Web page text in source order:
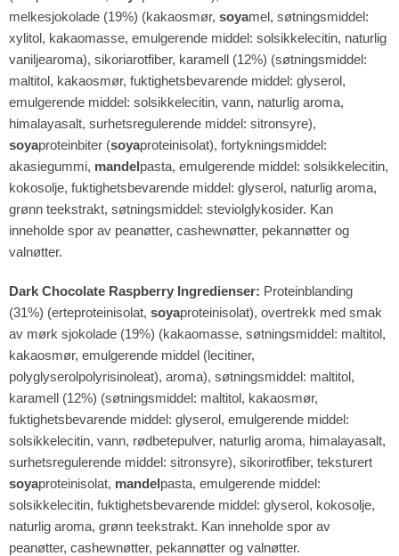
melkesjokolade (19%) (kakaosmør, soyamel, søtningsmiddel:
xylitol, kakaomasse, emulgerende middel: solsikkelecitin, naturlig
vaniljearoma), sikoriarotfiber, karamell (12%) (søtningsmiddel:
maltitol, kakaosmør, fuktighetsbevarende middel: glyserol,
emulgerende middel: solsikkelecitin, vann, naturlig aroma,
himalayasalt, surhetsregulerende middel: sitronsyre),
soyaproteinbiter (soyaproteinisolat), fortykningsmiddel:
akasiegummi, mandelpasta, emulgerende middel: solsikkelecitin,
kokosolje, fuktighetsbevarende middel: glyserol, naturlig aroma,
grønn teekstrakt, søtningsmiddel: steviolglykosider. Kan
inneholde spor av peanøtter, cashewnøtter, pekannøtter og
valnøtter.
Dark Chocolate Raspberry Ingredienser: Proteinblanding
(31%) (erteproteinisolat, soyaproteinisolat), overtrekk med smak
av mørk sjokolade (19%) (kakaomasse, søtningsmiddel: maltitol,
kakaosmør, emulgerende middel (lecitiner,
polyglyserolpolyrisinoleat), aroma), søtningsmiddel: maltitol,
karamell (12%) (søtningsmiddel: maltitol, kakaosmør,
fuktighetsbevarende middel: glyserol, emulgerende middel:
solsikkelecitin, vann, rødbetepulver, naturlig aroma, himalayasalt,
surhetsregulerende middel: sitronsyre), sikorirotfiber, teksturert
soyaproteinisolat, mandelpasta, emulgerende middel:
solsikkelecitin, fuktighetsbevarende middel: glyserol, kokosolje,
naturlig aroma, grønn teekstrakt. Kan inneholde spor av
peanøtter, cashewnøtter, pekannøtter og valnøtter.